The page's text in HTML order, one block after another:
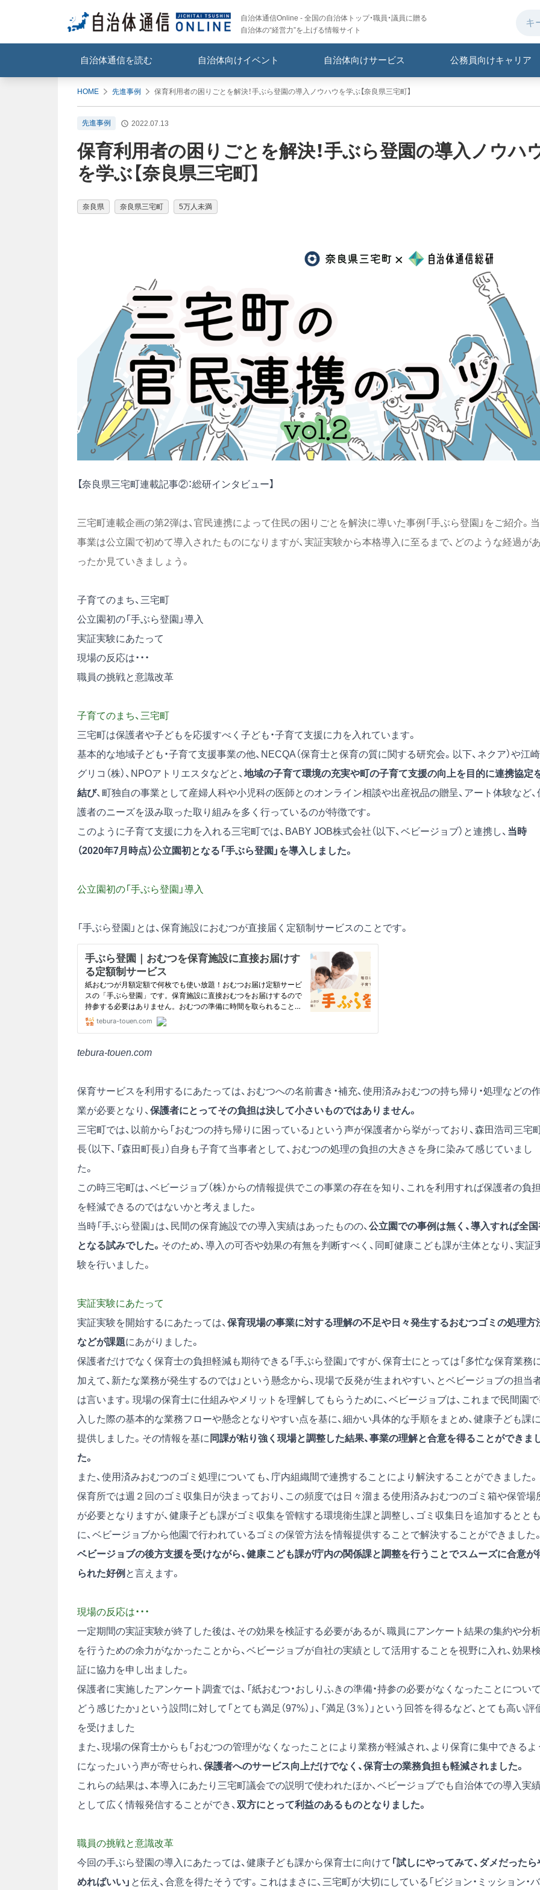
自治体通信Online - 全国の自治体トップ・職員・議員に贈る
自治体の“経営力”を上げる情報サイト
自治体通信を読む 自治体向けイベント 自治体向けサービス 公務員向けキャリア
HOME 先進事例 保育利用者の困りごとを解決！手ぶら登園の導入ノウハウを学ぶ【奈良県三宅町】
先進事例 2022.07.13
保育利用者の困りごとを解決！手ぶら登園の導入ノウハ
を学ぶ【奈良県三宅町】
奈良県 奈良県三宅町 5万人未満
【奈良県三宅町連載記事②：総研インタビュー】
三宅町連載企画の第2弾は、官民連携によって住民の困りごとを解決に導いた事例「手ぶら登園」をご紹介。当
事業は公立園で初めて導入されたものになりますが、実証実験から本格導入に至るまで、どのような経過があ
ったか見ていきましょう。
子育てのまち、三宅町
公立園初の「手ぶら登園」導入
実証実験にあたって
現場の反応は・・・
職員の挑戦と意識改革
子育てのまち、三宅町
三宅町は保護者や子どもを応援すべく子ども・子育て支援に力を入れています。
基本的な地域子ども・子育て支援事業の他、NECQA（保育士と保育の質に関する研究会。以下、ネクア）や江崎
グリコ（株）、NPOアトリエスタなどと、 地域の子育て環境の充実や町の子育て支援の向上を目的に連携協定
結び、町独自の事業として産婦人科や小児科の医師とのオンライン相談や出産祝品の贈呈、アート体験など、
護者のニーズを汲み取った取り組みを多く行っているのが特徴です。
このように子育て支援に力を入れる三宅町では、BABY JOB株式会社（以下、ベビージョブ）と連携し、 当時
（2020年7月時点）公立園初となる「手ぶら登園」を導入しました。
公立園初の「手ぶら登園」導入
「手ぶら登園」とは、保育施設におむつが直接届く定額制サービスのことです。
tebura-touen.com
保育サービスを利用するにあたっては、おむつへの名前書き・補充、使用済みおむつの持ち帰り・処理などの
業が必要となり、 保護者にとってその負担は決して小さいものではありません。
三宅町では、以前から「おむつの持ち帰りに困っている」という声が保護者から挙がっており、森田浩司三宅
長（以下、「森田町長」）自身も子育て当事者として、おむつの処理の負担の大きさを身に染みて感じていまし
た。
この時三宅町は、ベビージョブ（株）からの情報提供でこの事業の存在を知り、これを利用すれば保護者の負担
を軽減できるのではないかと考えました。
当時「手ぶら登園」は、民間の保育施設での導入実績はあったものの、 公立園での事例は無く、導入すれば全国
となる試みでした。 そのため、導入の可否や効果の有無を判断すべく、同町健康こども課が主体となり、実証
験を行いました。
実証実験にあたって
実証実験を開始するにあたっては、 保育現場の事業に対する理解の不足や日々発生するおむつゴミの処理方
などが課題にあがりました。
保護者だけでなく保育士の負担軽減も期待できる「手ぶら登園」ですが、保育士にとっては「多忙な保育業務
加えて、新たな業務が発生するのでは」という懸念から、現場で反発が生まれやすい、とベビージョブの担当
は言います。現場の保育士に仕組みやメリットを理解してもらうために、ベビージョブは、これまで民間園
入した際の基本的な業務フローや懸念となりやすい点を基に、細かい具体的な手順をまとめ、健康子ども課に
提供しました。その情報を基に 同課が粘り強く現場と調整した結果、事業の理解と合意を得ることができま
た。
また、使用済みおむつのゴミ処理についても、庁内組織間で連携することにより解決することができました。
保育所では週２回のゴミ収集日が決まっており、この頻度では日々溜まる使用済みおむつのゴミ箱や保管場
が必要となりますが、健康子ども課がゴミ収集を管轄する環境衛生課と調整し、ゴミ収集日を追加するととも
に、ベビージョブから他園で行われているゴミの保管方法を情報提供することで解決することができました。
ベビージョブの後方支援を受けながら、健康こども課が庁内の関係課と調整を行うことでスムーズに合意が
られた好例 と言えます。
現場の反応は・・・
一定期間の実証実験が終了した後は、その効果を検証する必要があるが、職員にアンケート結果の集約や分
を行うための余力がなかったことから、ベビージョブが自社の実績として活用することを視野に入れ、効果検
証に協力を申し出ました。
保護者に実施したアンケート調査では、「紙おむつ・おしりふきの準備・持参の必要がなくなったことについて
どう感じたか」という設問に対して「とても満足（97%）」、「満足（3％）」という回答を得るなど、とても高い評
を受けました
また、現場の保育士からも「おむつの管理がなくなったことにより業務が軽減され、より保育に集中できるよ
になった」いう声が寄せられ、 保護者へのサービス向上だけでなく、保育士の業務負担も軽減されました。
これらの結果は、本導入にあたり三宅町議会での説明で使われたほか、ベビージョブでも自治体での導入実
として広く情報発信することができ、 双方にとって利益のあるものとなりました。
職員の挑戦と意識改革
今回の手ぶら登園の導入にあたっては、健康子ども課から保育士に向けて 「試しにやってみて、ダメだったら
めればいい」 と伝え、合意を得たそうです。これはまさに、三宅町が大切にしている「ビジョン・ミッション・バ